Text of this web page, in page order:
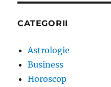
CATEGORII
Astrologie
Business
Horoscop